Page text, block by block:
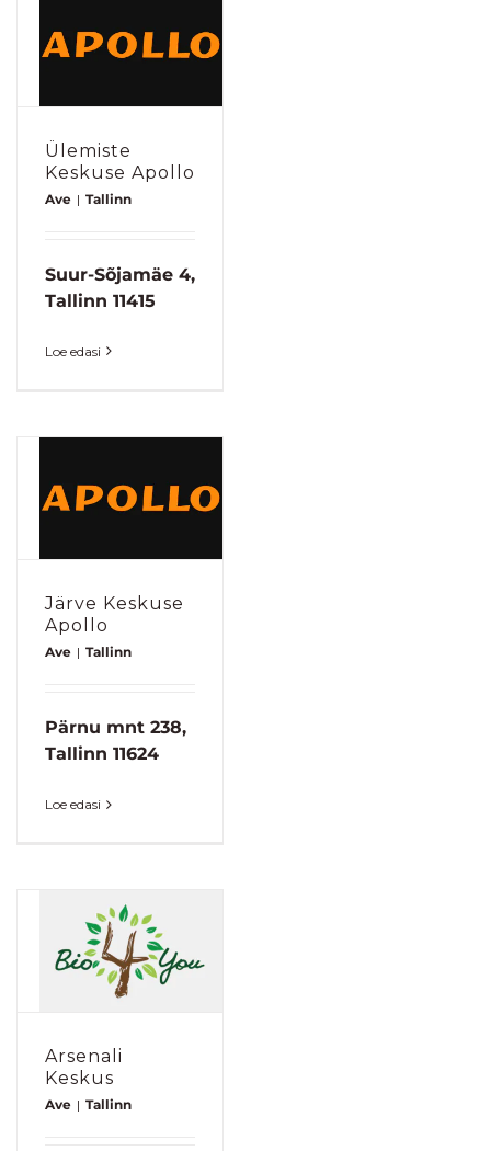
Ülemiste
Keskuse Apollo
Ave | Tallinn
Suur-Sõjamäe 4,
Tallinn 11415
Loe edasi
Järve Keskuse
Apollo
Ave | Tallinn
Pärnu mnt 238,
Tallinn 11624
Loe edasi
Arsenali
Keskus
Ave | Tallinn